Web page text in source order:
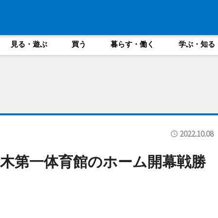
見る・遊ぶ 買う 暮らす・働く 学ぶ・知る
2022.10.08
第一体育館のホーム開幕戦勝